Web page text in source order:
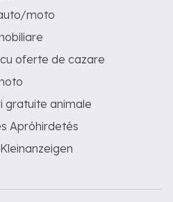
moto
oferte de cazare
gratuite animale
Apróhirdetés